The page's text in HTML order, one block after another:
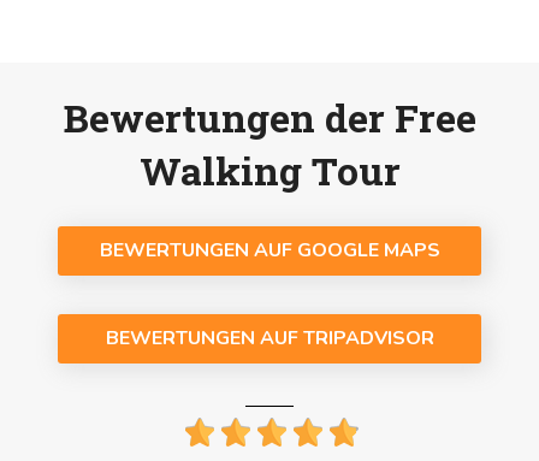
Warum stehen Gurken neben einer Statue von
Friedrich Schiller?
Bewertungen der Free
Walking Tour
BEWERTUNGEN AUF GOOGLE MAPS
BEWERTUNGEN AUF TRIPADVISOR